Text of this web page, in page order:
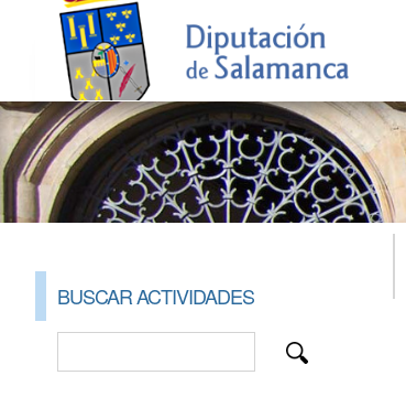
BUSCAR ACTIVIDADES